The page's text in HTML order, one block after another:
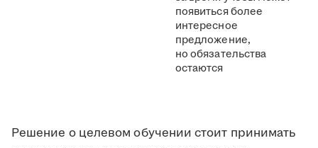
появиться более
интересное
предложение,
но обязательства
остаются
Решение о целевом обучении стоит принимать